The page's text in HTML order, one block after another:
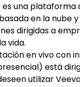
es una plataforma
en la nube
dirigidas a
vida.
en vivo con
está
utilizar